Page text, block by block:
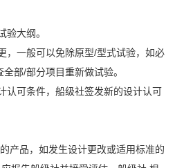
验大纲。
，一般可以免除原型/型式试验，如必
部/部分项目重新做试验。
认可条件，船级社签发新的设计认可
产品，如发生设计更改或适用标准的